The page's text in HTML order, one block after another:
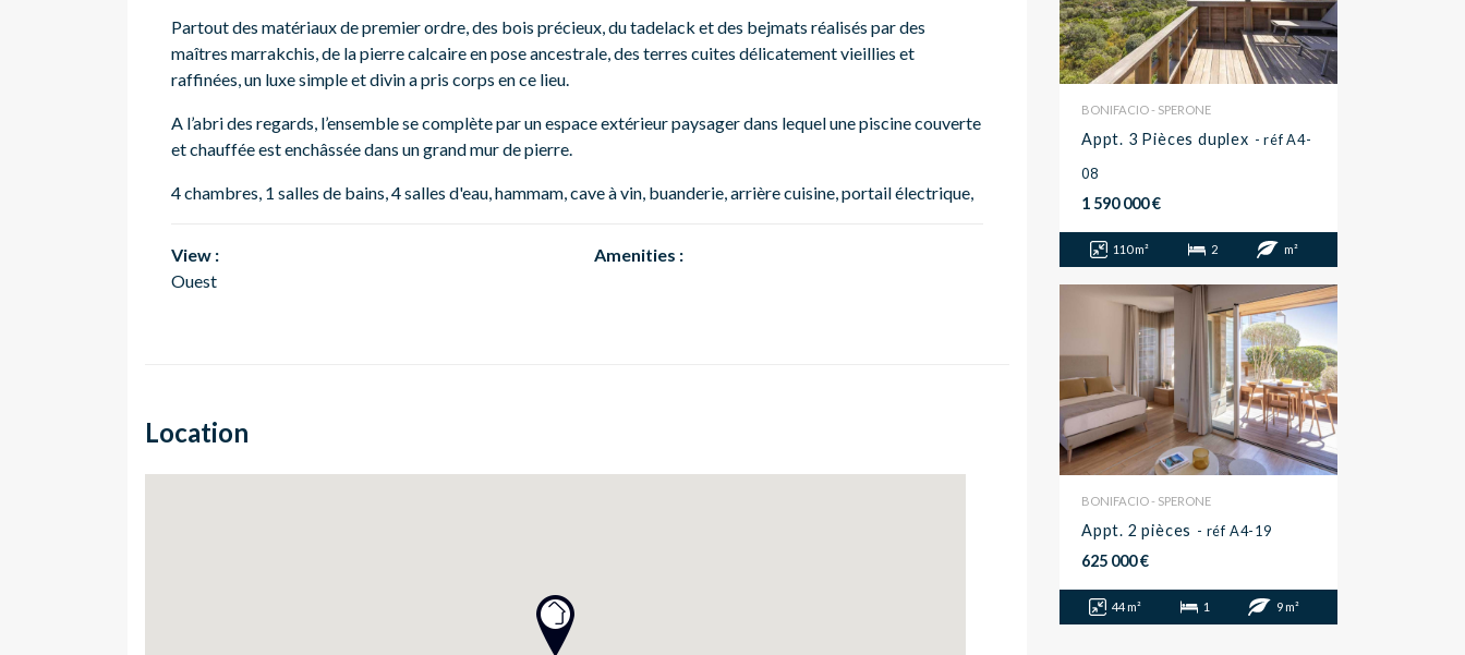
Partout des matériaux de premier ordre, des bois précieux, du tadelack et des bejmats réalisés par des
maîtres marrakchis, de la pierre calcaire en pose ancestrale, des terres cuites délicatement vieillies et
raffinées, un luxe simple et divin a pris corps en ce lieu.
A l’abri des regards, l’ensemble se complète par un espace extérieur paysager dans lequel une piscine couverte
et chauffée est enchâssée dans un grand mur de pierre.
4 chambres, 1 salles de bains, 4 salles d'eau, hammam, cave à vin, buanderie, arrière cuisine, portail électrique,
View :
Ouest
Amenities :
Location
BONIFACIO - SPERONE
Appt. 3 Pièces duplex - réf A4-
08
1 590 000 €
110 m² 2 m²
BONIFACIO - SPERONE
Appt. 2 pièces - réf A4-19
625 000 €
44 m² 1 9 m²